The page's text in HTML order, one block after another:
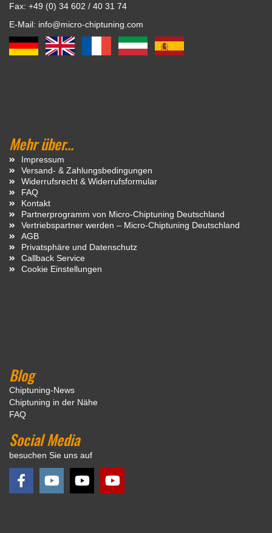
Fax: +49 (0) 34 602 / 40 31 74
E-Mail: info@micro-chiptuning.com
Mehr über...
Impressum
Versand- & Zahlungsbedingungen
Widerrufsrecht & Widerrufsformular
FAQ
Kontakt
Partnerprogramm von Micro-Chiptuning Deutschland
Vertriebspartner werden – Micro-Chiptuning Deutschland
AGB
Privatsphäre und Datenschutz
Callback Service
Cookie Einstellungen
Blog
Chiptuning-News
Chiptuning in der Nähe
FAQ
Social Media
besuchen Sie uns auf